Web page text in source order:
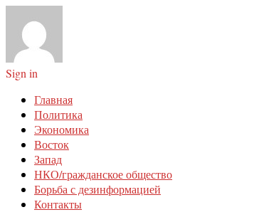
Sign in
Главная
Политика
Экономика
Восток
Запад
НКО/гражданское общество
Борьба с дезинформацией
Контакты